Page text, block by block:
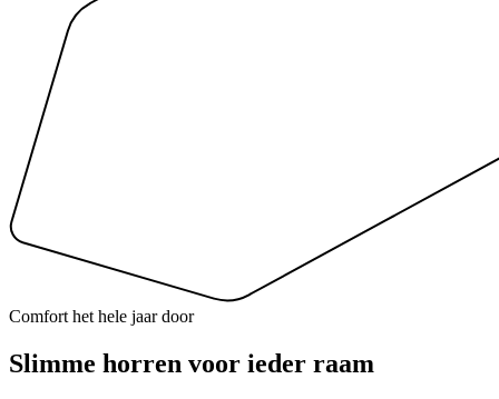
Comfort het hele jaar door
Slimme horren voor ieder raam